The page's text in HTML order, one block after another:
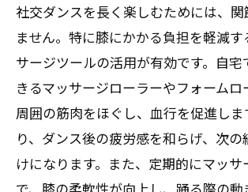
社交ダンスを長く楽しむためには、
ません。特に膝にかかる負担を軽減す
サージツールの活用が有効です。自
きるマッサージローラーやフォーム
周囲の筋肉をほぐし、血行を促進しま
り、ダンス後の疲労感を和らげ、次の
けになります。また、定期的にマッサ